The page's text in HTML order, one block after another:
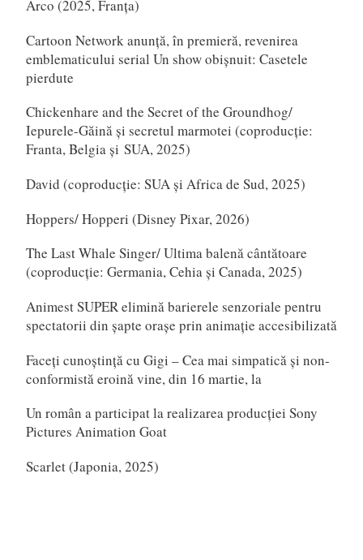
Arco (2025, Franța)
Cartoon Network anunță, în premieră, revenirea
emblematicului serial Un show obișnuit: Casetele
pierdute
Chickenhare and the Secret of the Groundhog/
Iepurele-Găină și secretul marmotei (coproducție:
Franta, Belgia și SUA, 2025)
David (coproducție: SUA și Africa de Sud, 2025)
Hoppers/ Hopperi (Disney Pixar, 2026)
The Last Whale Singer/ Ultima balenă cântătoare
(coproducție: Germania, Cehia și Canada, 2025)
Animest SUPER elimină barierele senzoriale pentru
spectatorii din șapte orașe prin animație accesibilizată
Faceți cunoștință cu Gigi – Cea mai simpatică și non-
conformistă eroină vine, din 16 martie, la
Un român a participat la realizarea producției Sony
Pictures Animation Goat
Scarlet (Japonia, 2025)